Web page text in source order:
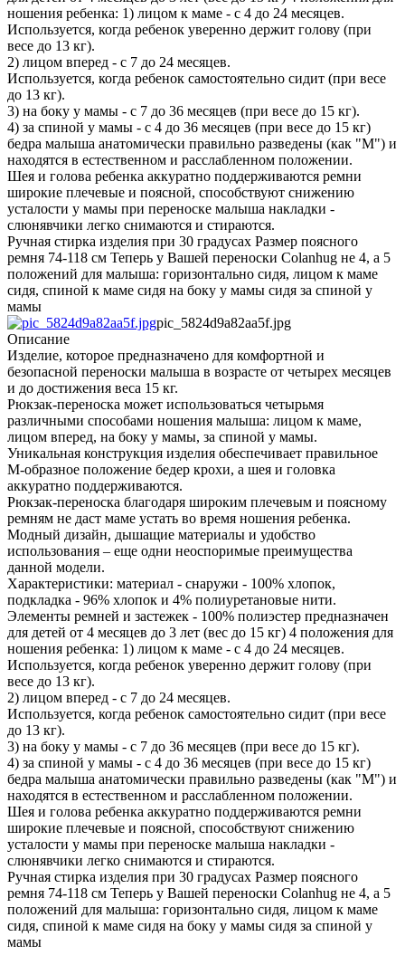
ношения ребенка: 1) лицом к маме - с 4 до 24 месяцев.
Используется, когда ребенок уверенно держит голову (при
весе до 13 кг).
2) лицом вперед - с 7 до 24 месяцев.
Используется, когда ребенок самостоятельно сидит (при весе
до 13 кг).
3) на боку у мамы - с 7 до 36 месяцев (при весе до 15 кг).
4) за спиной у мамы - с 4 до 36 месяцев (при весе до 15 кг)
бедра малыша анатомически правильно разведены (как "М") и
находятся в естественном и расслабленном положении.
Шея и голова ребенка аккуратно поддерживаются ремни
широкие плечевые и поясной, способствуют снижению
усталости у мамы при переноске малыша накладки -
слюнявчики легко снимаются и стираются.
Ручная стирка изделия при 30 градусах Размер поясного
ремня 74-118 см Теперь у Вашей переноски Colanhug не 4, а 5
положений для малыша: горизонтально сидя, лицом к маме
сидя, спиной к маме сидя на боку у мамы сидя за спиной у
мамы
pic_5824d9a82aa5f.jpg
Описание
Изделие, которое предназначено для комфортной и
безопасной переноски малыша в возрасте от четырех месяцев
и до достижения веса 15 кг.
Рюкзак-переноска может использоваться четырьмя
различными способами ношения малыша: лицом к маме,
лицом вперед, на боку у мамы, за спиной у мамы.
Уникальная конструкция изделия обеспечивает правильное
М-образное положение бедер крохи, а шея и головка
аккуратно поддерживаются.
Рюкзак-переноска благодаря широким плечевым и поясному
ремням не даст маме устать во время ношения ребенка.
Модный дизайн, дышащие материалы и удобство
использования – еще одни неоспоримые преимущества
данной модели.
Характеристики: материал - снаружи - 100% хлопок,
подкладка - 96% хлопок и 4% полиуретановые нити.
Элементы ремней и застежек - 100% полиэстер предназначен
для детей от 4 месяцев до 3 лет (вес до 15 кг) 4 положения для
ношения ребенка: 1) лицом к маме - с 4 до 24 месяцев.
Используется, когда ребенок уверенно держит голову (при
весе до 13 кг).
2) лицом вперед - с 7 до 24 месяцев.
Используется, когда ребенок самостоятельно сидит (при весе
до 13 кг).
3) на боку у мамы - с 7 до 36 месяцев (при весе до 15 кг).
4) за спиной у мамы - с 4 до 36 месяцев (при весе до 15 кг)
бедра малыша анатомически правильно разведены (как "М") и
находятся в естественном и расслабленном положении.
Шея и голова ребенка аккуратно поддерживаются ремни
широкие плечевые и поясной, способствуют снижению
усталости у мамы при переноске малыша накладки -
слюнявчики легко снимаются и стираются.
Ручная стирка изделия при 30 градусах Размер поясного
ремня 74-118 см Теперь у Вашей переноски Colanhug не 4, а 5
положений для малыша: горизонтально сидя, лицом к маме
сидя, спиной к маме сидя на боку у мамы сидя за спиной у
мамы